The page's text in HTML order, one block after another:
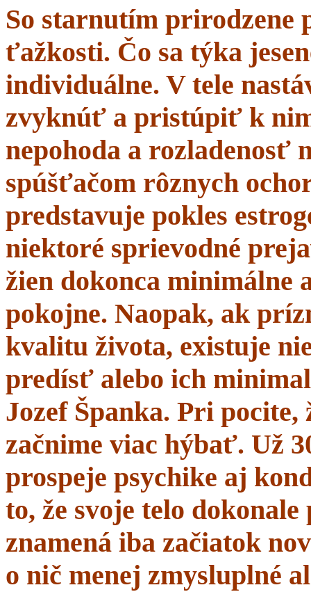
So starnutím prirodzene
ťažkosti. Čo sa týka
individuálne. V tele
zvyknúť a pristúpiť k
nepohoda a
spúšťačom rôznych
predstavuje pokles
niektoré sprievodné
žien dokonca minimálne
pokojne. Naopak, ak
kvalitu života, existuje
predísť alebo ich
Jozef Španka. Pri
začnime viac hýbať. Už
prospeje psychike aj
to, že svoje telo dokonale
znamená iba začiatok
o nič menej zmysluplné